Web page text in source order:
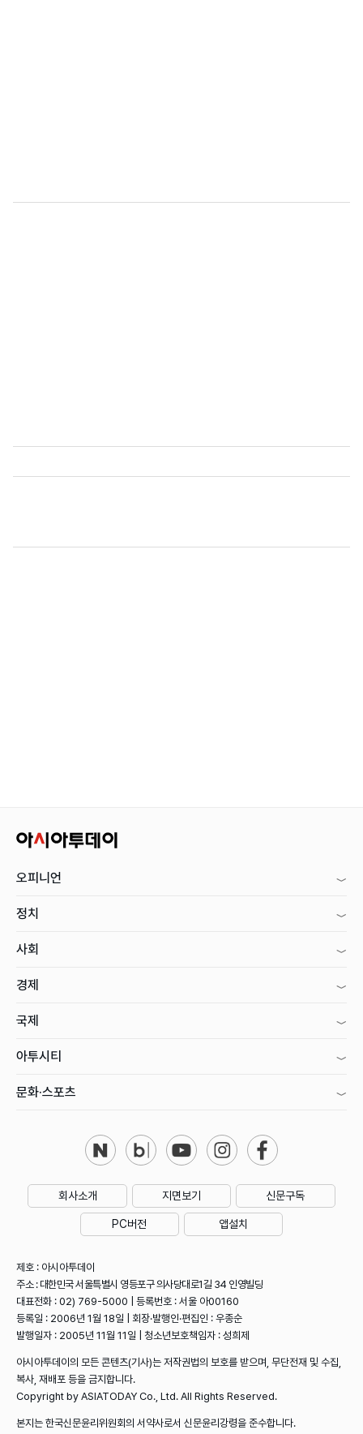
오피니언
정치
사회
경제
국제
아투시티
문화·스포츠
회사소개 지면보기 신문구독
PC버전 앱설치
제호 : 아시아투데이
주소 : 대한민국 서울특별시 영등포구 의사당대로1길 34 인영빌딩
대표전화 : 02) 769-5000 | 등록번호 : 서울 아00160
등록일 : 2006년 1월 18일 | 회장·발행인·편집인 : 우종순
발행일자 : 2005년 11월 11일 | 청소년보호책임자 : 성희제
아시아투데이의 모든 콘텐츠(기사)는 저작권법의 보호를 받으며, 무단전재 및 수집,
복사, 재배포 등을 금지합니다.
Copyright by ASIATODAY Co., Ltd. All Rights Reserved.
본지는 한국신문윤리위원회의 서약사로서 신문윤리강령을 준수합니다.